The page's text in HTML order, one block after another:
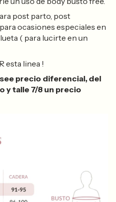
post parto, post
ocasiones especiales en
( para lucirte en un
esta linea !
precio diferencial, del
y talle 7/8 un precio